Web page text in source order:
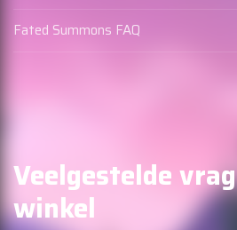
Fated Summons FAQ
Veelgestelde
winkel